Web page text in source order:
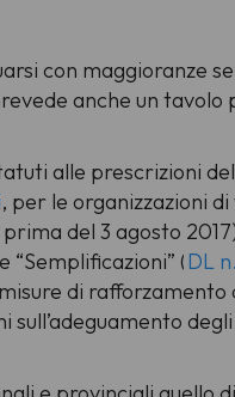
con maggioranze
anche un
alle prescrizioni
, per le organizzazioni
del 3 agosto
(DL
di